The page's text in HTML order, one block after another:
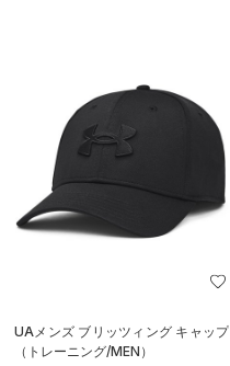
UAメンズ ブリッツィング キャップ
（トレーニング/MEN）